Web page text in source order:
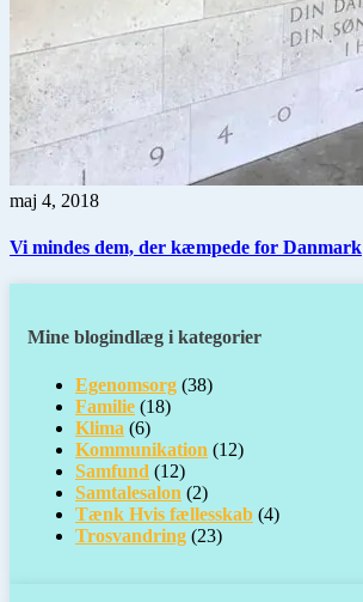
maj 4, 2018
Vi mindes dem, der kæmpede for Danmark
Mine blogindlæg i kategorier
Egenomsorg (38)
Familie (18)
Klima (6)
Kommunikation (12)
Samfund (12)
Samtalesalon (2)
Tænk Hvis fællesskab (4)
Trosvandring (23)